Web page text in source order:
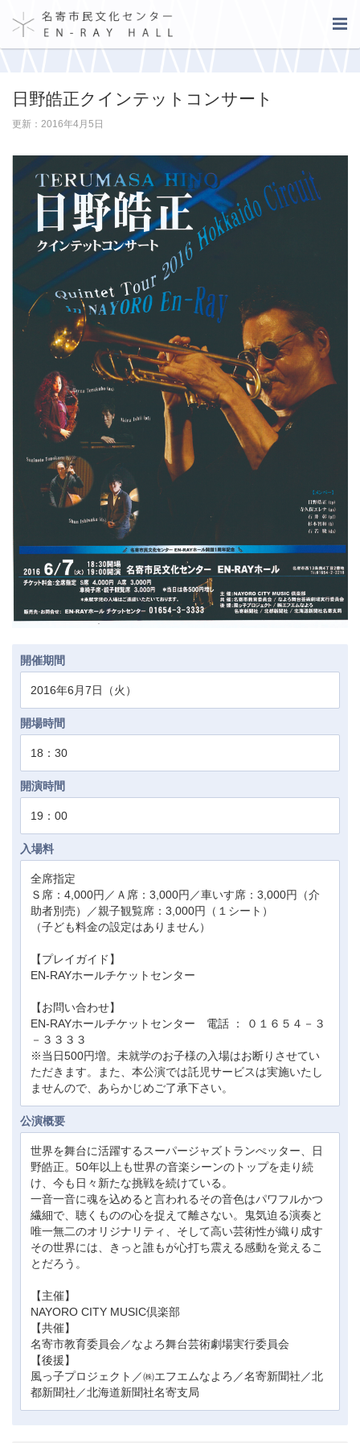
日野皓正クインテットコンサート
更新：2016年4月5日
開催期間
2016年6月7日（火）
開場時間
18：30
開演時間
19：00
入場料
全席指定
Ｓ席：4,000円／Ａ席：3,000円／車いす席：3,000円（介
助者別売）／親子観覧席：3,000円（１シート）
（子ども料金の設定はありません）
【プレイガイド】
EN-RAYホールチケットセンター
【お問い合わせ】
EN-RAYホールチケットセンター 電話 ： ０１６５４－３
－３３３３
※当日500円増。未就学のお子様の入場はお断りさせてい
ただきます。また、本公演では託児サービスは実施いたし
ませんので、あらかじめご了承下さい。
公演概要
世界を舞台に活躍するスーパージャズトランぺッター、日
野皓正。50年以上も世界の音楽シーンのトップを走り続
け、今も日々新たな挑戦を続けている。
一音一音に魂を込めると言われるその音色はパワフルかつ
繊細で、聴くものの心を捉えて離さない。鬼気迫る演奏と
唯一無二のオリジナリティ、そして高い芸術性が織り成す
その世界には、きっと誰もが心打ち震える感動を覚えるこ
とだろう。
【主催】
NAYORO CITY MUSIC倶楽部
【共催】
名寄市教育委員会／なよろ舞台芸術劇場実行委員会
【後援】
風っ子プロジェクト／㈱エフエムなよろ／名寄新聞社／北
都新聞社／北海道新聞社名寄支局